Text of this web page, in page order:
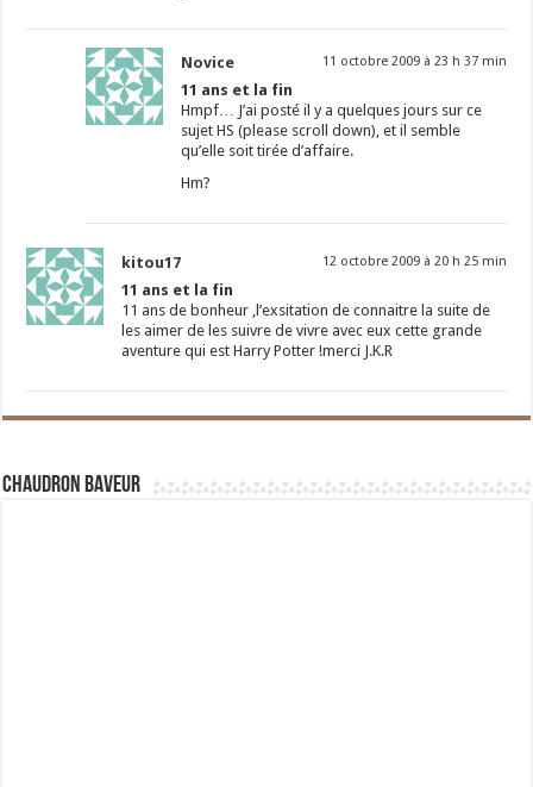
Novice 11 octobre 2009 à 23 h 37 min
11 ans et la fin
Hmpf… J’ai posté il y a quelques jours sur ce
sujet HS (please scroll down), et il semble
qu’elle soit tirée d’affaire.
Hm?
kitou17 12 octobre 2009 à 20 h 25 min
11 ans et la fin
11 ans de bonheur ,l’exsitation de connaitre la suite de
les aimer de les suivre de vivre avec eux cette grande
aventure qui est Harry Potter !merci J.K.R
Chaudron Baveur